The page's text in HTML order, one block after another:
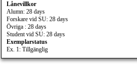
Lånevillkor
Alumn: 28 days
Forskare vid SU: 28 days
Övriga : 28 days
Student vid SU: 28 days
Exemplarstatus
Ex. 1: Tillgänglig